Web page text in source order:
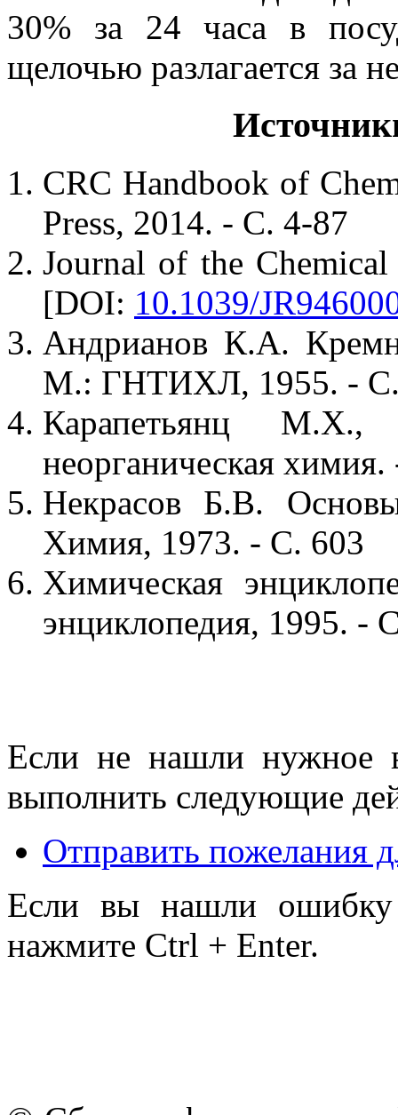
30% за 24 часа в
щелочью разлагается за
CRC Handbook of
Press, 2014. - С. 4-87
Journal of the
[DOI: 10.1039/
Андрианов К.А.
М.: ГНТИХЛ, 1955. -
Карапетьянц
неорганическая
Некрасов Б.В.
Химия, 1973. - С. 603
Химическая
энциклопедия, 1995. -
Если не нашли нужное
выполнить следующие
Отправить пожелания
Если вы нашли ошибку
нажмите Ctrl + Enter.